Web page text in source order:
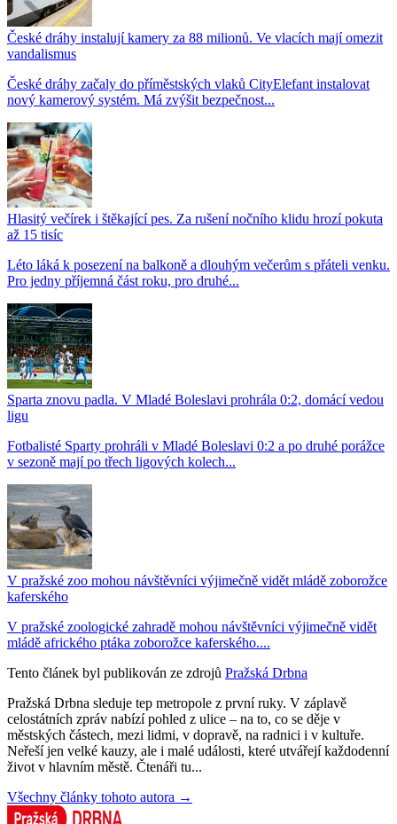
České dráhy instalují kamery za 88 milionů. Ve vlacích mají omezit
vandalismus
České dráhy začaly do příměstských vlaků CityElefant instalovat
nový kamerový systém. Má zvýšit bezpečnost...
Hlasitý večírek i štěkající pes. Za rušení nočního klidu hrozí pokuta
až 15 tisíc
Léto láká k posezení na balkoně a dlouhým večerům s přáteli venku.
Pro jedny příjemná část roku, pro druhé...
Sparta znovu padla. V Mladé Boleslavi prohrála 0:2, domácí vedou
ligu
Fotbalisté Sparty prohráli v Mladé Boleslavi 0:2 a po druhé porážce
v sezoně mají po třech ligových kolech...
V pražské zoo mohou návštěvníci výjimečně vidět mládě zoborožce
kaferského
V pražské zoologické zahradě mohou návštěvníci výjimečně vidět
mládě afrického ptáka zoborožce kaferského....
Tento článek byl publikován ze zdrojů Pražská Drbna
Pražská Drbna sleduje tep metropole z první ruky. V záplavě
celostátních zpráv nabízí pohled z ulice – na to, co se děje v
městských částech, mezi lidmi, v dopravě, na radnici i v kultuře.
Neřeší jen velké kauzy, ale i malé události, které utvářejí každodenní
život v hlavním městě. Čtenáři tu...
Všechny články tohoto autora →